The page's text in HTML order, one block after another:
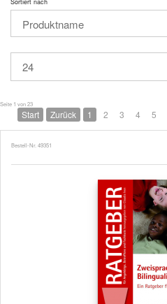
Seite 1 von 23
Start Zurück 1 2 3 4 5
Bestell-Nr. 49351